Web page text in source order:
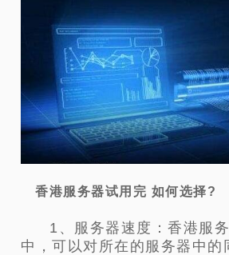
香港服务器试用完 如何选择?
1、服务器速度：香港服
中，可以对所在的服务器中的